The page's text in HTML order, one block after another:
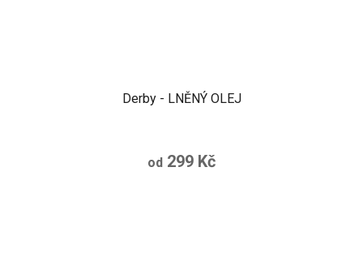
Derby - LNĚNÝ OLEJ
od 299 Kč